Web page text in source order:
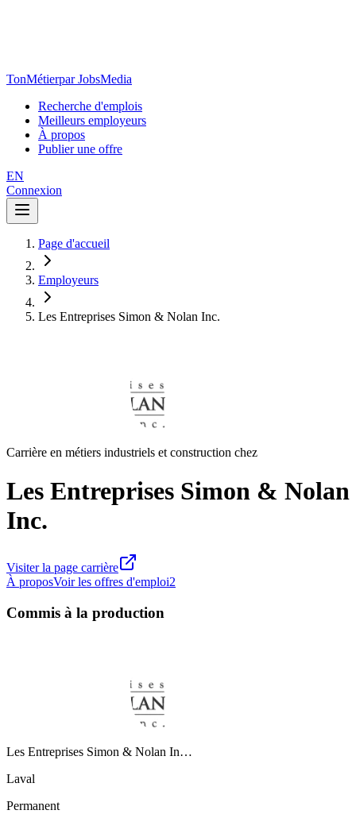
TonMétierpar JobsMedia
Recherche d'emplois
Meilleurs employeurs
À propos
Publier une offre
EN
Connexion
Page d'accueil
Employeurs
Les Entreprises Simon & Nolan Inc.
Carrière en métiers industriels et construction chez
Les Entreprises Simon & Nolan
Inc.
Visiter la page carrière
À proposVoir les offres d'emploi2
Commis à la production
Les Entreprises Simon & Nolan In…
Laval
Permanent